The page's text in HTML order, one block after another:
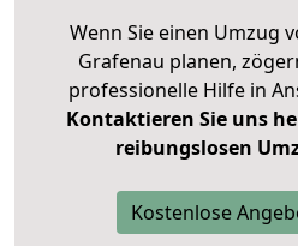
Wenn Sie einen Umzug
Grafenau planen,
professionelle Hilfe in
Kontaktieren Sie uns
reibungslosen
Kostenlose